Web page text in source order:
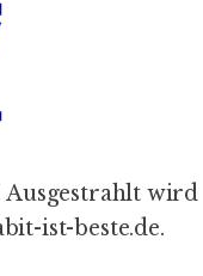
Ausgestrahlt wird
ist-beste.de.